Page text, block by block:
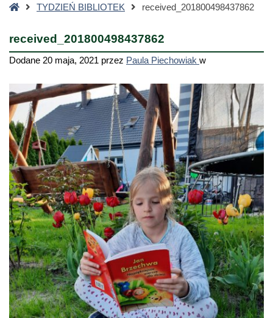
StronaTYDZIEŃ BIBLIOTEK received_201800498437862
received_201800498437862
Dodane 20 maja, 2021 przez Paula Piechowiak w